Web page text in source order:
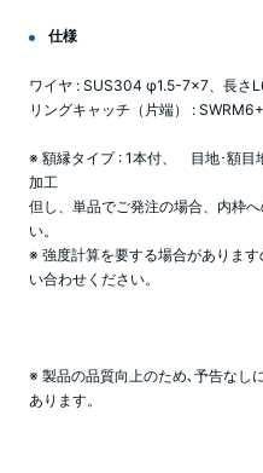
仕様
ワイヤ : SUS304 φ1.5-7×7、長さ
リングキャッチ（片端） :
※ 額縁タイプ : 1本付、 目地･額
加工
但し、単品でご発注の場合、内枠
い。
※ 強度計算を要する場合がありま
い合わせください。
※ 製品の品質向上のため､予告なし
あります。